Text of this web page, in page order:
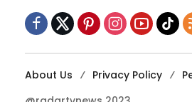
About Us Privacy Policy